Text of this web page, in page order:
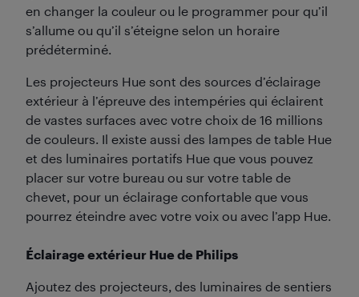
en changer la couleur ou le programmer pour qu’il
s’allume ou qu’il s’éteigne selon un horaire
prédéterminé.
Les projecteurs Hue sont des sources d’éclairage
extérieur à l’épreuve des intempéries qui éclairent
de vastes surfaces avec votre choix de 16 millions
de couleurs. Il existe aussi des lampes de table Hue
et des luminaires portatifs Hue que vous pouvez
placer sur votre bureau ou sur votre table de
chevet, pour un éclairage confortable que vous
pourrez éteindre avec votre voix ou avec l’app Hue.
Éclairage extérieur Hue de Philips
Ajoutez des projecteurs, des luminaires de sentiers